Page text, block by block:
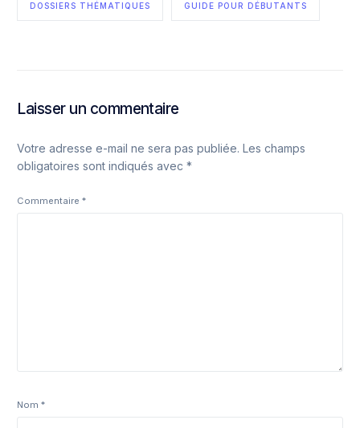
DOSSIERS THÉMATIQUES GUIDE POUR DÉBUTANTS
Laisser un commentaire
Votre adresse e-mail ne sera pas publiée. Les champs
obligatoires sont indiqués avec*
Commentaire*
Nom*